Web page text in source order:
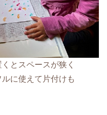
とスペースが狭く
に使えて片付けも